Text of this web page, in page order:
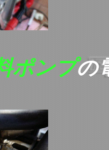
ポンプの